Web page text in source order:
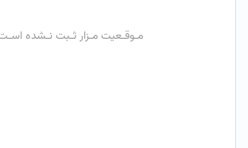
مـوقـعیت مـزار ثـبت نـشده